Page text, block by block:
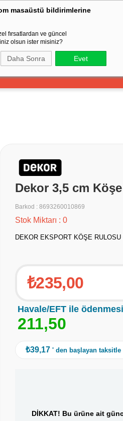
masaüstü bildirimlerine
fırsatlardan ve güncel
olsun ister misiniz?
Daha Sonra Evet
Dekorasyon ve Ev
Dekor 3,5 cm
Barkod : 8693260010869
Stok Miktarı : 0
DEKOR EKSPORT KÖŞE RULOSU
₺235,00
Havale/EFT ile
211,50
₺39,17 ' den başlayan taksitle
DİKKAT! Bu ürüne ait